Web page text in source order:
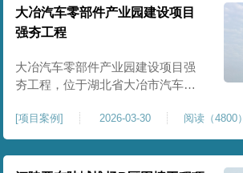
块。项目场地为园区新建建设用
地，原始场地土质松散、土层固结
不均匀、孔隙较大、地基承载力偏
弱。新能源产业园厂房及配套设施
对
大冶汽车零部件产业园建设项目
强夯工程
大冶汽车零部件产业园建设项目强
夯工程，位于湖北省大冶市汽车零
业厂房、生产车间及配套附属设施
建设的前置基础性地基处理工程。
项目场地为园区新建工业建设用
[项目案例] 2026-03-30 阅读（4800）